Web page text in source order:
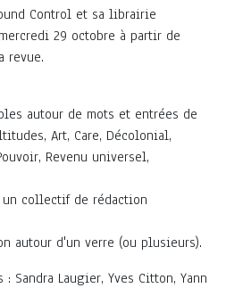
Control et sa librairie
29 octobre à partir de
revue.
autour de mots et entrées de
Art, Care, Décolonial,
Revenu universel,
collectif de rédaction
autour d'un verre (ou plusieurs).
Sandra Laugier, Yves Citton, Yann